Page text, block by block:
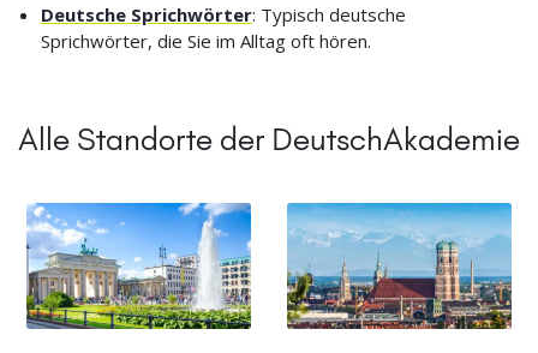
Deutsche Sprichwörter: Typisch deutsche
Sprichwörter, die Sie im Alltag oft hören.
Alle Standorte der DeutschAkademie